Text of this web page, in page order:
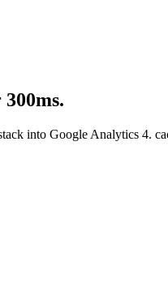
into Google Analytics 4.